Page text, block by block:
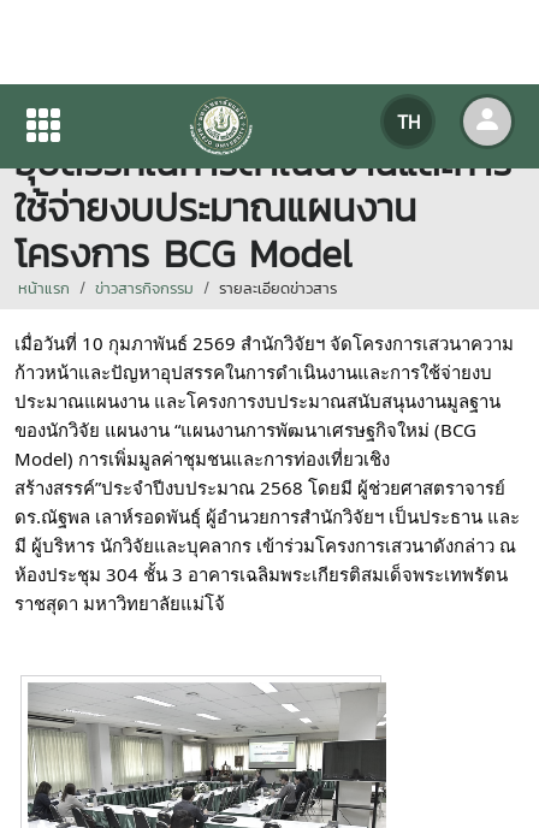
TH
เสวนาความก้าวหน้าและปัญหา
อุปสรรคในการดำเนินงานและการ
ใช้จ่ายงบประมาณแผนงาน
โครงการ BCG Model
หน้าแรก ข่าวสารกิจกรรม รายละเอียดข่าวสาร
เมื่อวันที่ 10 กุมภาพันธ์ 2569 สำนักวิจัยฯ จัดโครงการเสวนาความ
ก้าวหน้าและปัญหาอุปสรรคในการดำเนินงานและการใช้จ่ายงบ
ประมาณแผนงาน และโครงการงบประมาณสนับสนุนงานมูลฐาน
ของนักวิจัย แผนงาน “แผนงานการพัฒนาเศรษฐกิจใหม่ (BCG
Model) การเพิ่มมูลค่าชุมชนและการท่องเที่ยวเชิง
สร้างสรรค์”ประจำปีงบประมาณ 2568 โดยมี ผู้ช่วยศาสตราจารย์
ดร.ณัฐพล เลาห์รอดพันธุ์ ผู้อำนวยการสำนักวิจัยฯ เป็นประธาน และ
มี ผู้บริหาร นักวิจัยและบุคลากร เข้าร่วมโครงการเสวนาดังกล่าว ณ
ห้องประชุม 304 ชั้น 3 อาคารเฉลิมพระเกียรติสมเด็จพระเทพรัตน
ราชสุดา มหาวิทยาลัยแม่โจ้